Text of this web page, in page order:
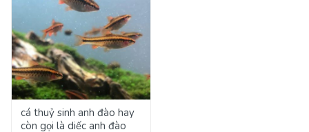
cá thuỷ sinh anh đào hay
còn gọi là diếc anh đào